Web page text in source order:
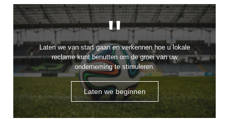
"
Laten we van start gaan en verkennen hoe u lokale
reclame kunt benutten om de groei van uw
onderneming te stimuleren.
Laten we beginnen